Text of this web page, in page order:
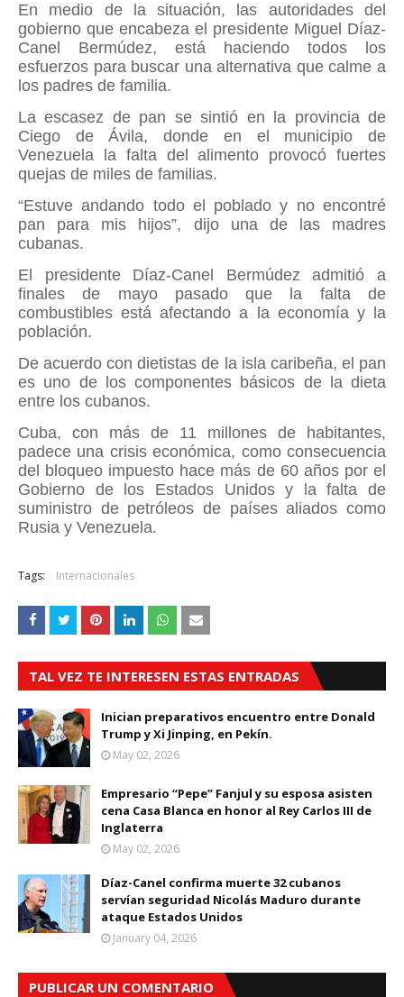
En medio de la situación, las autoridades del
gobierno que encabeza el presidente Miguel Díaz-
Canel Bermúdez, está haciendo todos los
esfuerzos para buscar una alternativa que calme a
los padres de familia.
La escasez de pan se sintió en la provincia de
Ciego de Ávila, donde en el municipio de
Venezuela la falta del alimento provocó fuertes
quejas de miles de familias.
“Estuve andando todo el poblado y no encontré
pan para mis hijos”, dijo una de las madres
cubanas.
El presidente Díaz-Canel Bermúdez admitió a
finales de mayo pasado que la falta de
combustibles está afectando a la economía y la
población.
De acuerdo con dietistas de la isla caribeña, el pan
es uno de los componentes básicos de la dieta
entre los cubanos.
Cuba, con más de 11 millones de habitantes,
padece una crisis económica, como consecuencia
del bloqueo impuesto hace más de 60 años por el
Gobierno de los Estados Unidos y la falta de
suministro de petróleos de países aliados como
Rusia y Venezuela.
Tags: Internacionales
TAL VEZ TE INTERESEN ESTAS ENTRADAS
Inician preparativos encuentro entre Donald
Trump y Xi Jinping, en Pekín.
May 02, 2026
Empresario “Pepe” Fanjul y su esposa asisten
cena Casa Blanca en honor al Rey Carlos III de
Inglaterra
May 02, 2026
Díaz-Canel confirma muerte 32 cubanos
servían seguridad Nicolás Maduro durante
ataque Estados Unidos
January 04, 2026
PUBLICAR UN COMENTARIO